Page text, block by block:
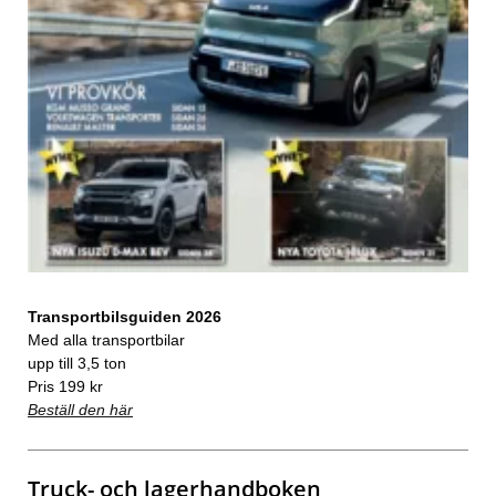
Transportbilsguiden 2026
Med alla transportbilar
upp till 3,5 ton
Pris 199 kr
Beställ den här
Truck- och lagerhandboken